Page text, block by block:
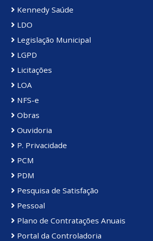
Kennedy Saúde
LDO
Legislação Municipal
LGPD
Licitações
LOA
NFS-e
Obras
Ouvidoria
P. Privacidade
PCM
PDM
Pesquisa de Satisfação
Pessoal
Plano de Contratações Anuais
Portal da Controladoria